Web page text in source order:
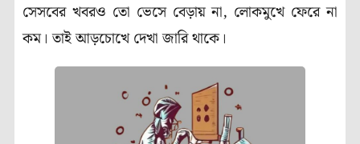
সেসবের খবরও তো ভেসে বেড়ায় না, লোকমুখে ফেরে না
কম। তাই আড়চোখে দেখা জারি থাকে।